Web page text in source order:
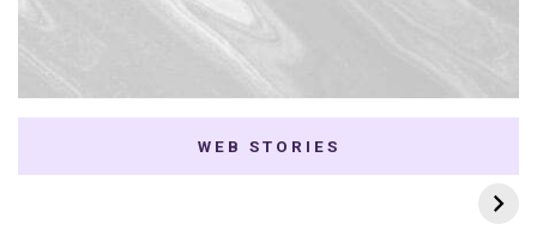
WEB STORIES
7 K-dramas Enemies
to Lovers
Thai Dramas com
First e Khaotung